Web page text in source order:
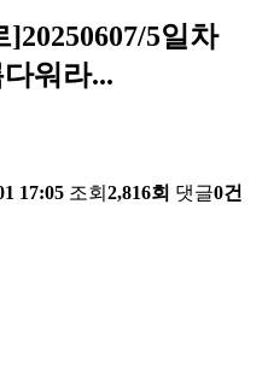
5일차
다워라...
17:05 조회 2,816회 댓글0건